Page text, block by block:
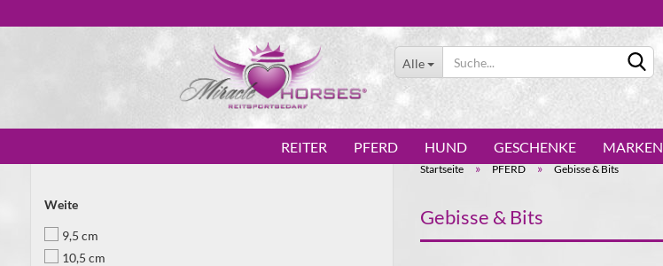
Alle
REITER PFERD HUND GESCHENKE MARKEN
Startseite » PFERD » Gebisse & Bits
Gebisse & Bits
Weite
9,5 cm
10,5 cm